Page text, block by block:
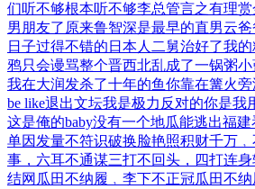
们听不够根本听不够李总管言之有理
男朋友了 原来鲁智深是最早的直男云
日子过得不错的日本人 二舅治好了我
鸦只会谩骂整个晋西北乱成了一锅粥小
我在大润发杀了十年的鱼你靠在篝火
be like退出文坛我是极力反对的你是我
这是俺的baby没有一个地瓜能逃出福建
单因发量不符识破换脸艳照积财千万
事，六耳不通谋三打不回头，四打连身
结网 瓜田不纳履﹐李下不正冠瓜田不